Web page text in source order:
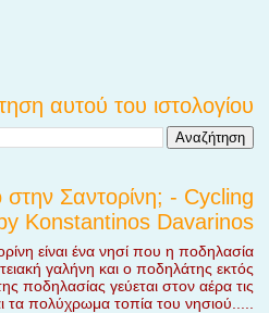
αυτού του ιστολογίου
Σαντορίνη; - Cycling
Konstantinos Davarinos
είναι ένα νησί που η ποδηλασία
γαλήνη και ο ποδηλάτης εκτός
ποδηλασίας γεύεται στον αέρα τις
τα πολύχρωμα τοπία του νησιού.....